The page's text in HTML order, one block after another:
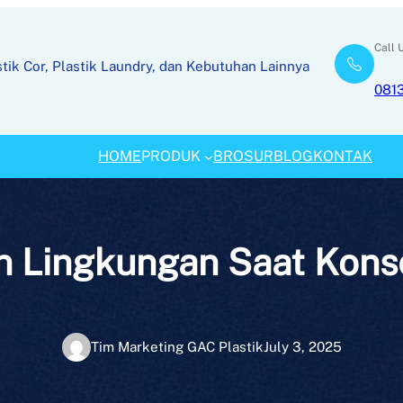
Cor, Plastik Laundry, dan Kebutuhan Lainnya
Call
HOMEPRODUK BROSURBLOGKONTAK
Lingkungan Saat
Tim Marketing GAC PlastikJuly 3, 2025